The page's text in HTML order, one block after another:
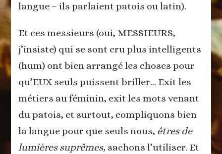
langue – ils parlaient patois ou latin).
Et ces messieurs (oui, MESSIEURS,
j’insiste) qui se sont cru plus intelligents
(hum) ont bien arrangé les choses pour
qu’EUX seuls puissent briller… Exit les
métiers au féminin, exit les mots venant
du patois, et surtout, compliquons bien
la langue pour que seuls nous, êtres de
lumières suprêmes, sachons l’utiliser. Et